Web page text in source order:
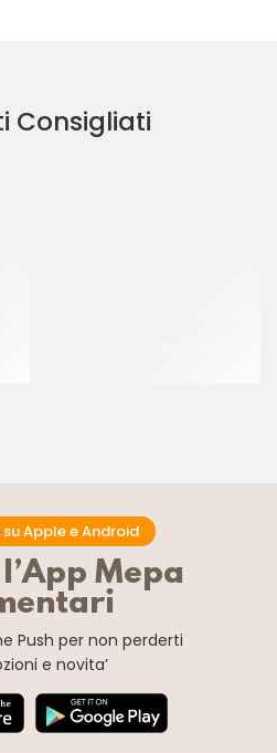
Consigliati
Apple e Android
Mepa
Push per non perderti
e novita’